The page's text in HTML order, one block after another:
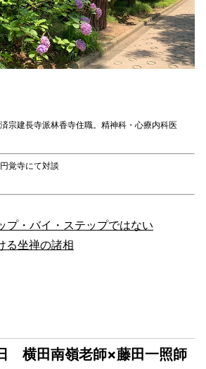
宗建長寺派林香寺住職。精神科・心療内科医
覚寺にて対談
プ・バイ・ステップではない
坐禅の諸相
横田南嶺老師×藤田一照師